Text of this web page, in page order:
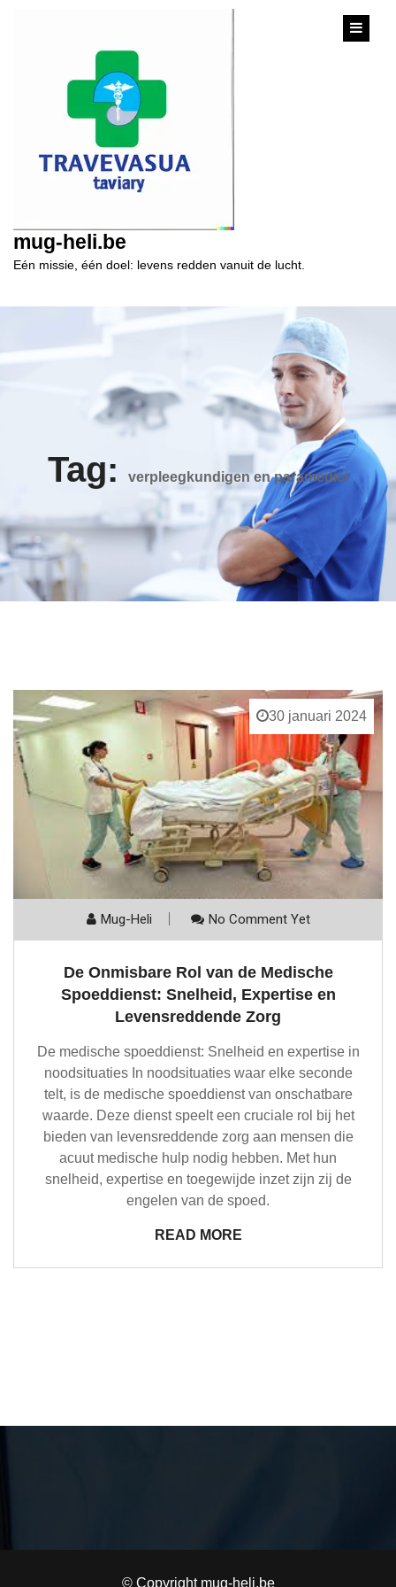
mug-heli.be
Eén missie, één doel: levens redden vanuit de lucht.
Tag: verpleegkundigen en paramedici
30 januari 2024
Mug-Heli No Comment Yet
De Onmisbare Rol van de Medische
Spoeddienst: Snelheid, Expertise en
Levensreddende Zorg
De medische spoeddienst: Snelheid en expertise in
noodsituaties In noodsituaties waar elke seconde
telt, is de medische spoeddienst van onschatbare
waarde. Deze dienst speelt een cruciale rol bij het
bieden van levensreddende zorg aan mensen die
acuut medische hulp nodig hebben. Met hun
snelheid, expertise en toegewijde inzet zijn zij de
engelen van de spoed.
READ MORE
© Copyright mug-heli.be